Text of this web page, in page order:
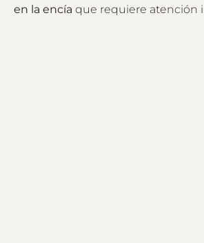
en la encía que requiere atención